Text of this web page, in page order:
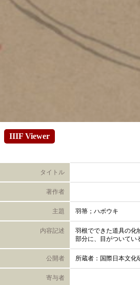
IIIF Viewer
タイトル
著作者
主題 羽箒；ハボウキ
内容記述
羽根でできた道具の化
部分に、目がついてい
公開者 所蔵者：国際日本文化
寄与者